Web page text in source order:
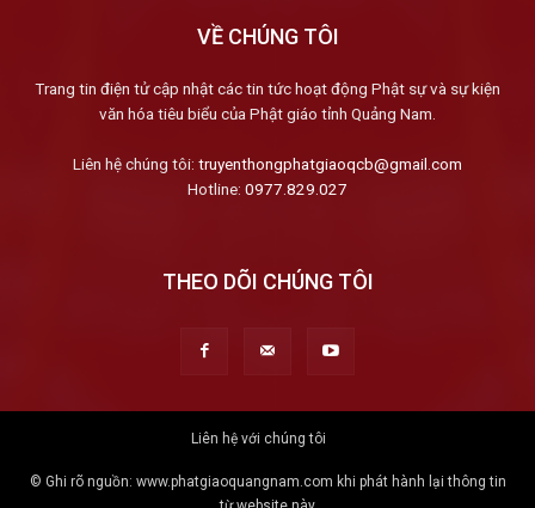
VỀ CHÚNG TÔI
Trang tin điện tử cập nhật các tin tức hoạt động Phật sự và sự kiện
văn hóa tiêu biểu của Phật giáo tỉnh Quảng Nam.
Liên hệ chúng tôi: truyenthongphatgiaoqcb@gmail.com
Hotline: 0977.829.027
THEO DÕI CHÚNG TÔI
Liên hệ với chúng tôi
© Ghi rõ nguồn: www.phatgiaoquangnam.com khi phát hành lại thông tin